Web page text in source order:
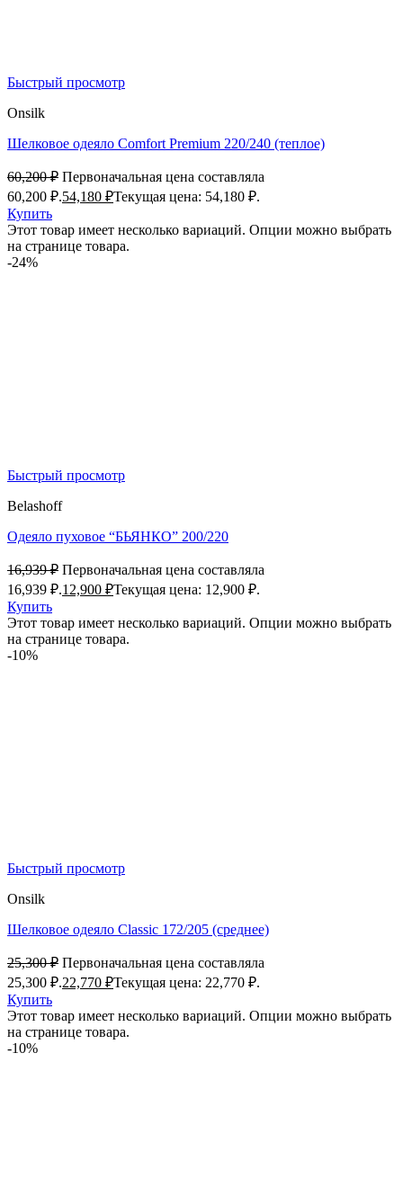
Быстрый просмотр
Onsilk
Шелковое одеяло Comfort Premium 220/240 (теплое)
60,200₽ Первоначальная цена составляла
60,200 ₽.54,180 ₽Текущая цена: 54,180 ₽.
Купить
Этот товар имеет несколько вариаций. Опции можно выбрать
на странице товара.
-24%
Быстрый просмотр
Belashoff
Одеяло пуховое “БЬЯНКО” 200/220
16,939₽ Первоначальная цена составляла
16,939 ₽.12,900 ₽Текущая цена: 12,900 ₽.
Купить
Этот товар имеет несколько вариаций. Опции можно выбрать
на странице товара.
-10%
Быстрый просмотр
Onsilk
Шелковое одеяло Classic 172/205 (среднее)
25,300₽ Первоначальная цена составляла
25,300 ₽.22,770 ₽Текущая цена: 22,770 ₽.
Купить
Этот товар имеет несколько вариаций. Опции можно выбрать
на странице товара.
-10%